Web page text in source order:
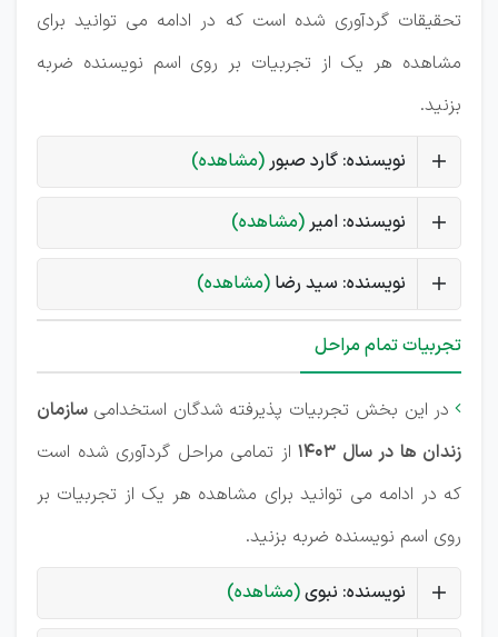
تحقیقات گردآوری شده است که در ادامه می توانید برای
مشاهده هر یک از تجربیات بر روی اسم نویسنده ضربه
بزنید.
نویسنده: گارد صبور(مشاهده)
نویسنده: امیر(مشاهده)
نویسنده: سید رضا (مشاهده)
تجربیات تمام مراحل
 در این بخش تجربیات پذیرفته شدگان استخدامی سازمان
زندان ها در سال 1403
از تمامی مراحل گردآوری شده است
که در ادامه می توانید برای مشاهده هر یک از تجربیات بر
روی اسم نویسنده ضربه بزنید.
نویسنده: نبوی(مشاهده)